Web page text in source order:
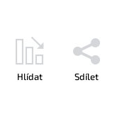
Hlídat Sdílet